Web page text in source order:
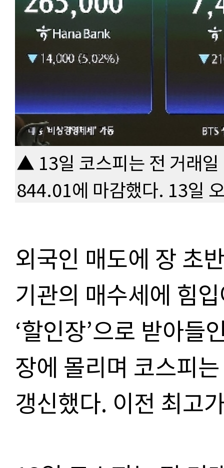
▲ 13일 코스피는 전 거래
844.01에 마감했다. 13일
외국인 매도에 장 초
기관의 매수세에 힘
‘할인장’으로 받아들
장에 몰리며 코스피
갱신했다. 이전 최고